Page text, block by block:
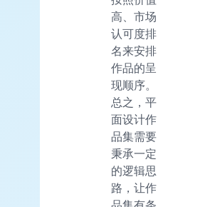
高、市场
认可度排
名来安排
作品的呈
现顺序。
总之，平
面设计作
品集需要
秉承一定
的逻辑思
路，让作